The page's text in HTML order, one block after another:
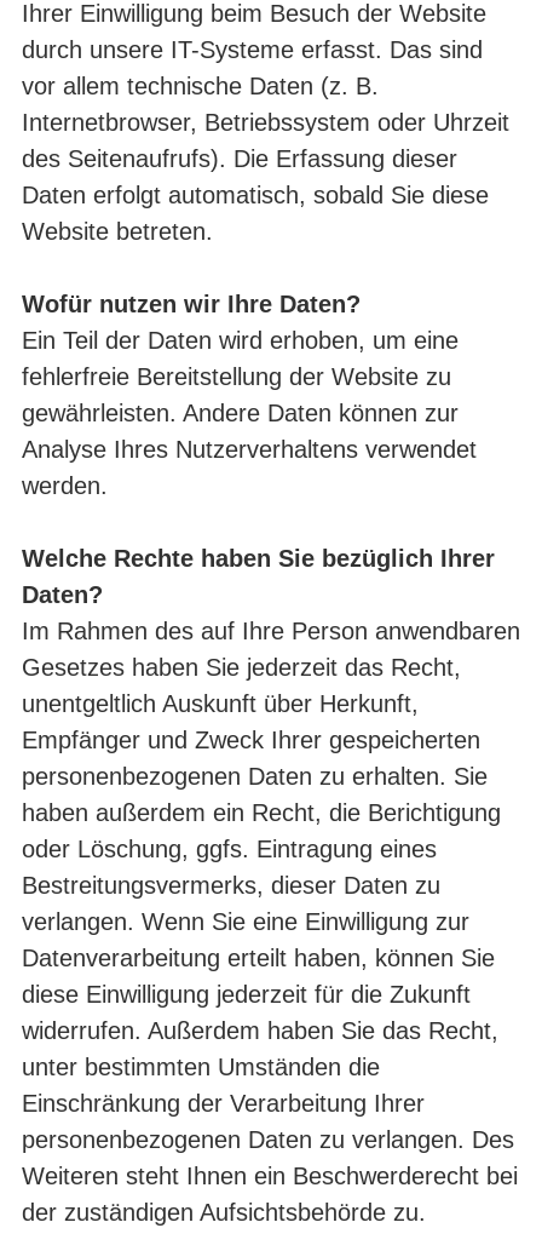
Ihrer Einwilligung beim Besuch der Website
durch unsere IT-Systeme erfasst. Das sind
vor allem technische Daten (z. B.
Internetbrowser, Betriebssystem oder Uhrzeit
des Seitenaufrufs). Die Erfassung dieser
Daten erfolgt automatisch, sobald Sie diese
Website betreten.
Wofür nutzen wir Ihre Daten?
Ein Teil der Daten wird erhoben, um eine
fehlerfreie Bereitstellung der Website zu
gewährleisten. Andere Daten können zur
Analyse Ihres Nutzerverhaltens verwendet
werden.
Welche Rechte haben Sie bezüglich Ihrer
Daten?
Im Rahmen des auf Ihre Person anwendbaren
Gesetzes haben Sie jederzeit das Recht,
unentgeltlich Auskunft über Herkunft,
Empfänger und Zweck Ihrer gespeicherten
personenbezogenen Daten zu erhalten. Sie
haben außerdem ein Recht, die Berichtigung
oder Löschung, ggfs. Eintragung eines
Bestreitungsvermerks, dieser Daten zu
verlangen. Wenn Sie eine Einwilligung zur
Datenverarbeitung erteilt haben, können Sie
diese Einwilligung jederzeit für die Zukunft
widerrufen. Außerdem haben Sie das Recht,
unter bestimmten Umständen die
Einschränkung der Verarbeitung Ihrer
personenbezogenen Daten zu verlangen. Des
Weiteren steht Ihnen ein Beschwerderecht bei
der zuständigen Aufsichtsbehörde zu.